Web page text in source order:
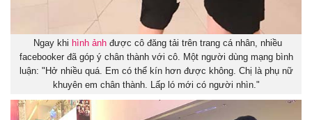
Ngay khi hình ảnhđược cô đăng tải trên trang cá nhân, nhiều
facebooker đã góp ý chân thành với cô. Một người dùng mạng bình
luận: "Hở nhiều quá. Em có thể kín hơn được không. Chị là phụ nữ
khuyên em chân thành. Lấp ló mới có người nhìn."